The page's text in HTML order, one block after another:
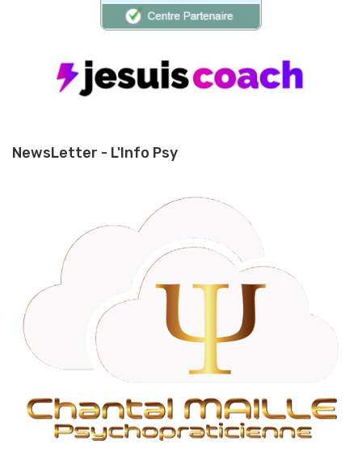
NewsLetter - L'Info Psy